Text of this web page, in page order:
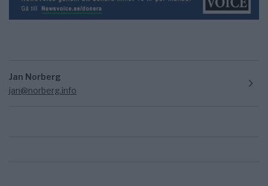
Jan Norberg
jan@norberg.info